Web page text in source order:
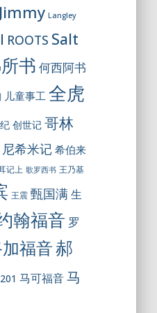
Jimmy Langley
ROOTS Salt
书 何西阿书
儿童事工 全虎
创世记 哥林
尼希米记 希伯来
记上 歌罗西书 王乃基
王震 甄国满 生
翰福音 罗
福音郝
马可福音 马